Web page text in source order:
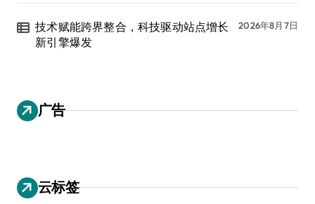
技术赋能跨界整合，科技驱动站点增长
新引擎爆发
2026年8月7日
广告
云标签